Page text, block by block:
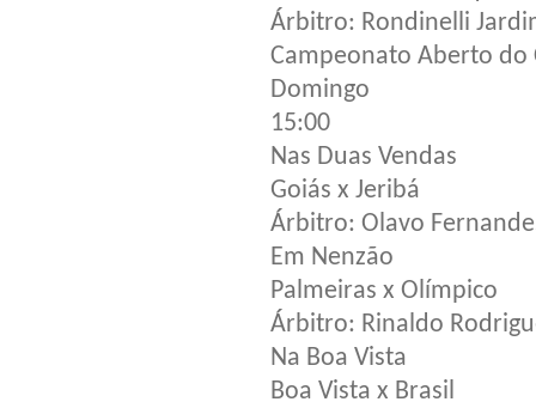
Árbitro: Rondinelli
Campeonato Aberto do
Domingo
15:00
Nas Duas Vendas
Goiás x Jeribá
Árbitro: Olavo
Em Nenzão
Palmeiras x Olímpico
Árbitro: Rinaldo
Na Boa Vista
Boa Vista x Brasil